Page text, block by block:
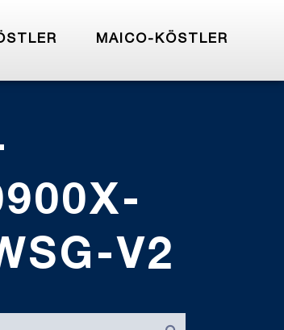
MAICO-KÖSTLER
V2